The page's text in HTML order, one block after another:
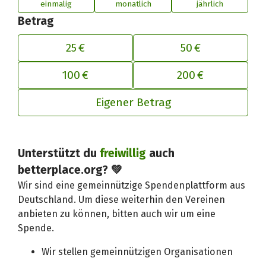
einmalig monatlich jährlich
Betrag
25 €
50 €
100 € 200 €
Eigener Betrag
Unterstützt dufreiwillig auch
betterplace.org? 💚
Wir sind eine gemeinnützige Spendenplattform aus
Deutschland. Um diese weiterhin den Vereinen
anbieten zu können, bitten auch wir um eine
Spende.
Wir stellen gemeinnützigen Organisationen
Deinen Beitrag an betterplace